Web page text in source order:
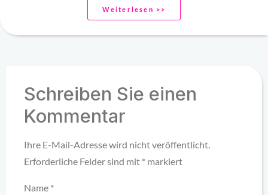
Weiterlesen >>
Schreiben Sie einen
Kommentar
Ihre E-Mail-Adresse wird nicht veröffentlicht.
Erforderliche Felder sind mit * markiert
Name *